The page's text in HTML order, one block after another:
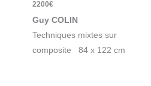
2200€
Guy COLIN
Techniques mixtes sur
composite 84 x 122 cm